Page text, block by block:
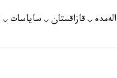
الەمدە قازاقستان ساياسات